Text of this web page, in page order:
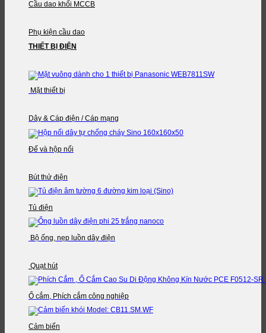
Cầu dao khối MCCB
Phụ kiện cầu dao
THIẾT BỊ ĐIỆN
Mặt thiết bị
Dây & Cáp điện / Cáp mạng
Đế và hộp nối
Bút thử điện
Tủ điện
Bộ ống, nẹp luồn dây điện
Quạt hút
Ổ cắm, Phích cắm công nghiệp
Cảm biến